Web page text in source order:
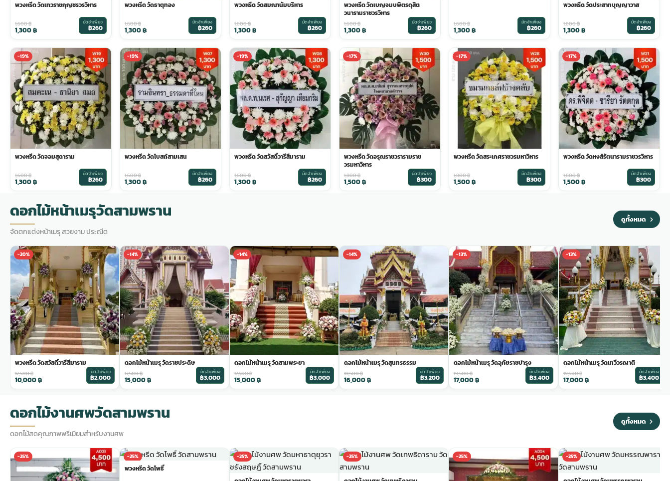
จัดดอกไม้งานศพ ราคา
ดอกไม้งานศพ ส่งฟรี
ดอกไม้งานศพ ออนไลน์
พวงดอกไม้งานศพ
tpdecorate ปูพื้น
พวงหรีด ปากคลองตลาด ราคา
พวงหรีด ส่งด่วน วันนี้
พวงหรีด วัดเทวราชกุญชรวรวิหาร
1,600฿
1,300฿
มัดจำเพียง
฿260
พวงหรีด วัดธาตุทอง
1,600฿
1,300฿
มัดจำเพียง
฿260
พวงหรีด วัดสมณานัมบริหาร
1,600฿
1,300฿
มัดจำเพียง
฿260
พวงหรีด วัดเบญจมบพิตรดุสิต
วนารามราชวรวิหาร
1,600฿
1,300฿
มัดจำเพียง
฿260 1,600฿
1,300฿
มัดจำเพียง
฿260
พวงหรีด วัดประสาทบุญญาวาส
1,600฿
1,300฿
มัดจำเพียง
฿260
-19%
พวงหรีด วัดจอมสุดาราม
1,600฿
1,300฿
มัดจำเพียง
฿260
-19%
พวงหรีด วัดโบสถ์สามเสน
1,600฿
1,300฿
มัดจำเพียง
฿260
-19%
พวงหรีด วัดสวัสดิ์วารีสีมาราม
1,600฿
1,300฿
มัดจำเพียง
฿260
-17%
พวงหรีด วัดอรุณราชวรารามราช
วรมหาวิหาร
1,800฿
1,500฿
มัดจำเพียง
฿300
-17%
พวงหรีด วัดสระเกศราชวรมหาวิหาร
1,800฿
1,500฿
มัดจำเพียง
฿300
-17%
พวงหรีด วัดหงส์รัตนารามราชวรวิหาร
1,800฿
1,500฿
มัดจำเพียง
฿300
ดอกไม้หน้าเมรุวัดสามพราน
จัดตกแต่งหน้าเมรุ สวยงาม ประณีต
ดูทั้งหมด
-20%
พวงหรีด วัดสวัสดิ์วารีสีมาราม
12,500฿
10,000฿
มัดจำเพียง
฿2,000
-14%
ดอกไม้หน้าเมรุ วัดราชประดิษ
17,500฿
15,000฿
มัดจำเพียง
฿3,000
-14%
ดอกไม้หน้าเมรุ วัดสามพระยา
17,500฿
15,000฿
มัดจำเพียง
฿3,000
-14%
ดอกไม้หน้าเมรุ วัดสุนทรธรรม
18,500฿
16,000฿
มัดจำเพียง
฿3,200
-13%
ดอกไม้หน้าเมรุ วัดอุภัยราชบำรุง
19,500฿
17,000฿
มัดจำเพียง
฿3,400
-13%
ดอกไม้หน้าเมรุ วัดเทวีวรญาติ
19,500฿
17,000฿
มัดจำเพียง
฿3,400
ดอกไม้งานศพวัดสามพราน
ดอกไม้สดคุณภาพพรีเมียมสำหรับงานศพ
ดูทั้งหมด
-25% -25%
พวงหรีด วัดโพธิ์
-25% -25% -25% -25%